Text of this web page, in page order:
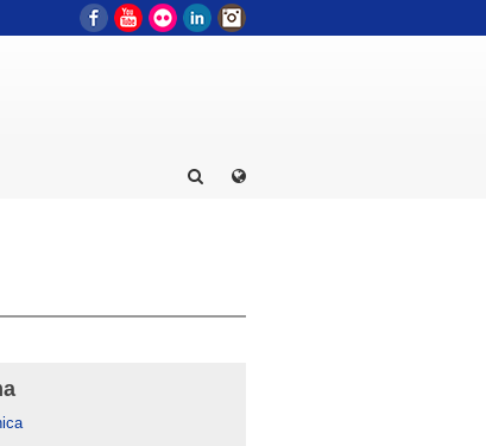
FacebookYouTube
Flickr LinkedIn